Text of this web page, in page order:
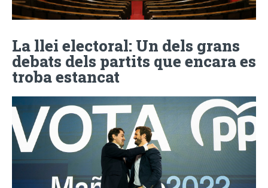
La llei electoral: Un dels grans
debats dels partits que encara es
troba estancat